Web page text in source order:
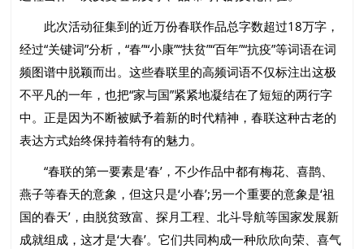
此次活动征集到的近万份春联作品总字数超过18万字，
经过“关键词”分析，“春”“小康”“扶贫”“百年”“抗疫”等词语在词
频图谱中脱颖而出。这些春联里的高频词语不仅标注出这极
不平凡的一年，也把“家与国”紧紧地凝结在了短短的两行字
中。正是因为不断被赋予着新的时代精神，春联这种古老的
表达方式始终保持着特有的魅力。
“春联的第一要素是‘春’，不少作品中都有梅花、喜鹊、
燕子等春天的意象，但这只是‘小春’;另一个重要的意象是‘祖
国的春天’，由脱贫致富、探月工程、北斗导航等国家发展新
成就组成，这才是‘大春’。它们共同构成一种欣欣向荣、喜气